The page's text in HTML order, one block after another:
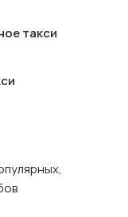
такси